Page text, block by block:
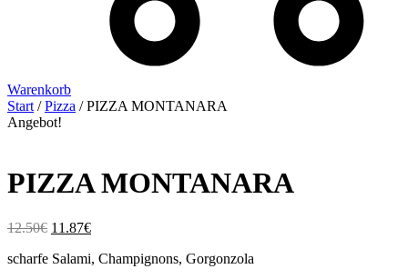
Warenkorb
Start /Pizza / PIZZA MONTANARA
Angebot!
PIZZA MONTANARA
12.50€ Ursprünglicher
war:
11.87€Aktueller
ist:
scharfe Salami, Champignons, Gorgonzola